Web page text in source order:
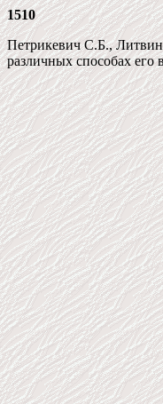
1510
Петрикевич С.Б.,
различных способах